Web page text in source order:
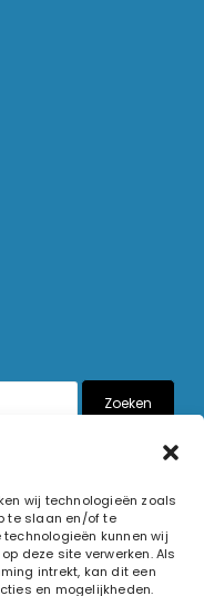
wij technologieën zoals
te slaan en/of te
kunnen wij
deze site verwerken. Als
intrekt, kan dit een
en mogelijkheden.
Zoeken